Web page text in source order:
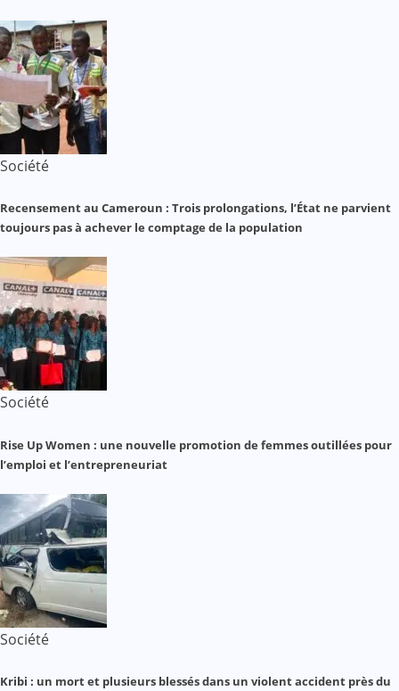
Société
Recensement au Cameroun : Trois prolongations, l’État ne parvient
toujours pas à achever le comptage de la population
Société
Rise Up Women : une nouvelle promotion de femmes outillées pour
l’emploi et l’entrepreneuriat
Société
Kribi : un mort et plusieurs blessés dans un violent accident près du